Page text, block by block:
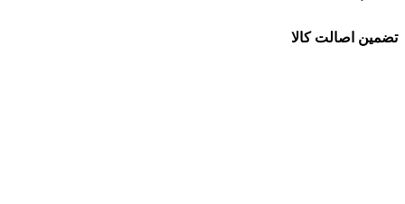
تضمین اصالت کالا